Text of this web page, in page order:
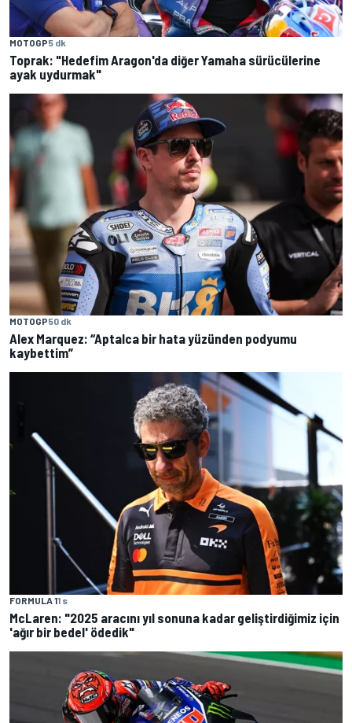
MOTOGP5 dk
Toprak: "Hedefim Aragon'da diğer Yamaha sürücülerine
ayak uydurmak"
MOTOGP50 dk
Alex Marquez: “Aptalca bir hata yüzünden podyumu
kaybettim”
FORMULA 11 s
McLaren: "2025 aracını yıl sonuna kadar geliştirdiğimiz için
'ağır bir bedel' ödedik"